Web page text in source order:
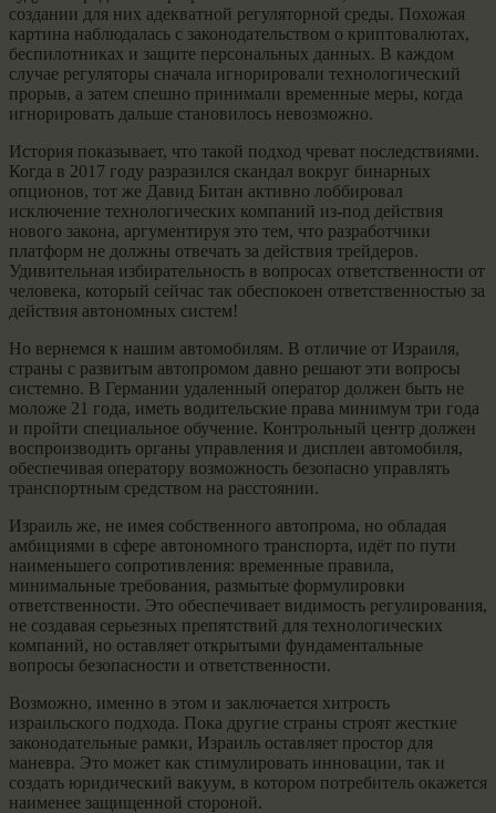
создании для них адекватной регуляторной среды. Похожая
картина наблюдалась с законодательством о криптовалютах,
беспилотниках и защите персональных данных. В каждом
случае регуляторы сначала игнорировали технологический
прорыв, а затем спешно принимали временные меры, когда
игнорировать дальше становилось невозможно.
История показывает, что такой подход чреват последствиями.
Когда в 2017 году разразился скандал вокруг бинарных
опционов, тот же Давид Битан активно лоббировал
исключение технологических компаний из-под действия
нового закона, аргументируя это тем, что разработчики
платформ не должны отвечать за действия трейдеров.
Удивительная избирательность в вопросах ответственности от
человека, который сейчас так обеспокоен ответственностью за
действия автономных систем!
Но вернемся к нашим автомобилям. В отличие от Израиля,
страны с развитым автопромом давно решают эти вопросы
системно. В Германии удаленный оператор должен быть не
моложе 21 года, иметь водительские права минимум три года
и пройти специальное обучение. Контрольный центр должен
воспроизводить органы управления и дисплеи автомобиля,
обеспечивая оператору возможность безопасно управлять
транспортным средством на расстоянии.
Израиль же, не имея собственного автопрома, но обладая
амбициями в сфере автономного транспорта, идёт по пути
наименьшего сопротивления: временные правила,
минимальные требования, размытые формулировки
ответственности. Это обеспечивает видимость регулирования,
не создавая серьезных препятствий для технологических
компаний, но оставляет открытыми фундаментальные
вопросы безопасности и ответственности.
Возможно, именно в этом и заключается хитрость
израильского подхода. Пока другие страны строят жесткие
законодательные рамки, Израиль оставляет простор для
маневра. Это может как стимулировать инновации, так и
создать юридический вакуум, в котором потребитель окажется
наименее защищенной стороной.